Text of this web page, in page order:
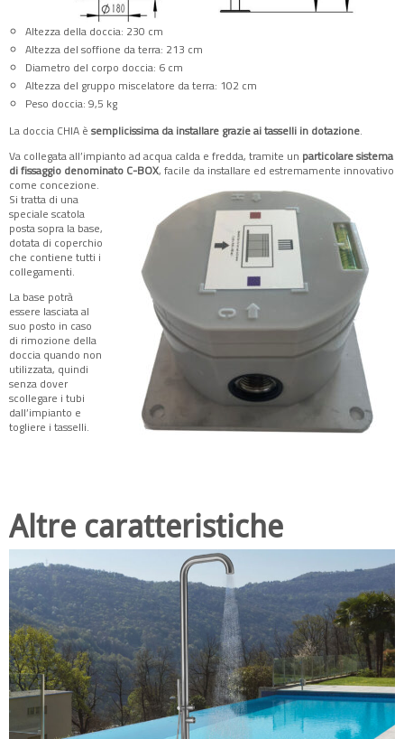
Altezza della doccia: 230 cm
Altezza del soffione da terra: 213 cm
Diametro del corpo doccia: 6 cm
Altezza del gruppo miscelatore da terra: 102 cm
Peso doccia: 9,5 kg
La doccia CHIA è semplicissima da installare grazie ai tasselli in dotazione.
Va collegata all’impianto ad acqua calda e fredda, tramite un particolare sistema
di fissaggio denominato C-BOX, facile da installare ed estremamente innovativo
come concezione.
Si tratta di una
speciale scatola
posta sopra la base,
dotata di coperchio
che contiene tutti i
collegamenti.
La base potrà
essere lasciata al
suo posto in caso
di rimozione della
doccia quando non
utilizzata, quindi
senza dover
scollegare i tubi
dall’impianto e
togliere i tasselli.
Altre caratteristiche